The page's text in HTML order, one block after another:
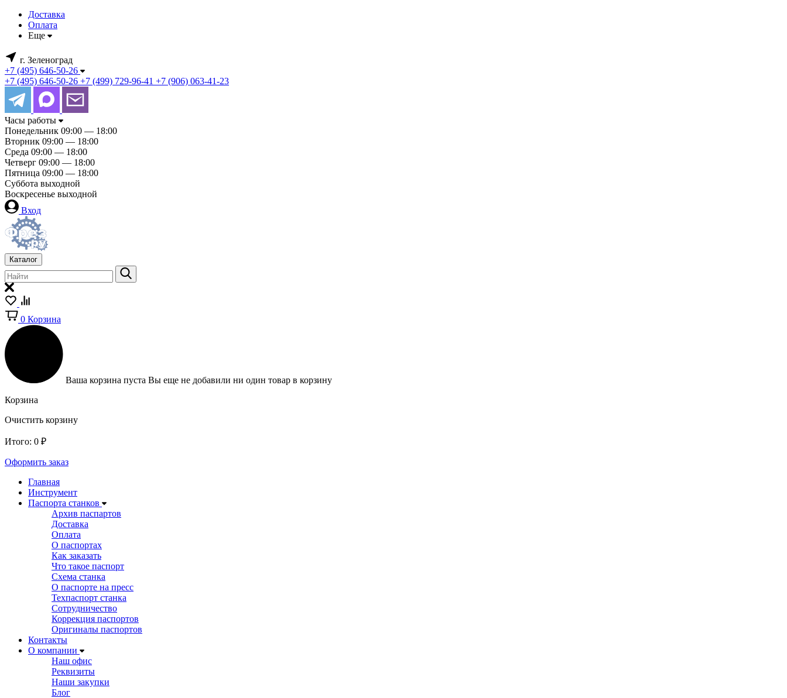
Доставка
Оплата
Еще
г. Зеленоград
+7 (495) 646-50-26
+7 (495) 646-50-26 +7 (499) 729-96-41 +7 (906) 063-41-23
Часы работы
Понедельник 09:00 — 18:00
Вторник 09:00 — 18:00
Среда 09:00 — 18:00
Четверг 09:00 — 18:00
Пятница 09:00 — 18:00
Суббота выходной
Воскресенье выходной
Вход
Каталог
0 Корзина
Ваша корзина пуста Вы еще не добавили ни один товар в корзину
Корзина
Очистить корзину
Итого: 0 ₽
Оформить заказ
Главная
Инструмент
Паспорта станков
Архив паспартов
Доставка
Оплата
О паспортах
Как заказать
Что такое паспорт
Схема станка
О паспорте на пресс
Техпаспорт станка
Сотрудничество
Коррекция паспортов
Оригиналы паспортов
Контакты
О компании
Наш офис
Реквизиты
Наши закупки
Блог